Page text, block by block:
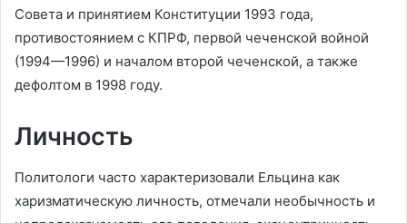
Совета и принятием Конституции 1993 года,
противостоянием с КПРФ, первой чеченской войной
(1994—1996) и началом второй чеченской, а также
дефолтом в 1998 году.
Личность
Политологи часто характеризовали Ельцина как
харизматическую личность, отмечали необычность и